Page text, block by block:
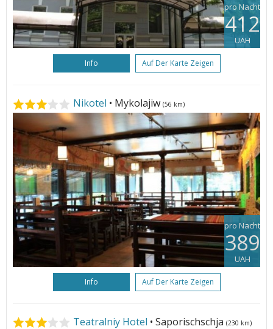
pro Nacht
412
UAH
Info Auf Der Karte Zeigen
Nikotel • Mykolajiw (56 km)
pro Nacht
389
UAH
Info Auf Der Karte Zeigen
Teatralniy Hotel • Saporischschja (230 km)